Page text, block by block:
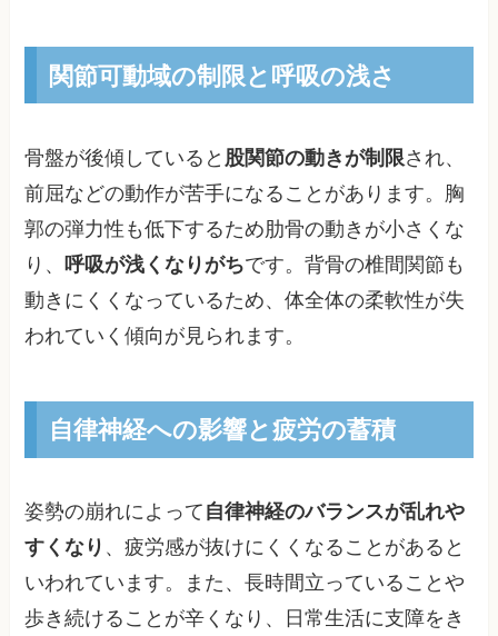
関節可動域の制限と呼吸の浅さ
骨盤が後傾していると 股関節の動きが制限され、
前屈などの動作が苦手になることがあります。胸
郭の弾力性も低下するため肋骨の動きが小さくな
り、 呼吸が浅くなりがちです。背骨の椎間関節も
動きにくくなっているため、体全体の柔軟性が失
われていく傾向が見られます。
自律神経への影響と疲労の蓄積
姿勢の崩れによって 自律神経のバランスが乱れや
すくなり 、疲労感が抜けにくくなることがあると
いわれています。また、長時間立っていることや
歩き続けることが辛くなり、日常生活に支障をき